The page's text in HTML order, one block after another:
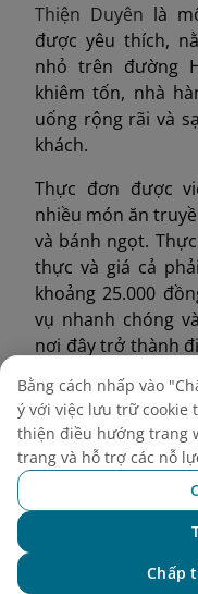
Thiện Duyên là
được yêu thích,
nhỏ trên đường
khiêm tốn, nhà
uống rộng rãi và
khách.
Thực đơn được
nhiều món ăn
và bánh ngọt.
thực và giá cả
khoảng 25.000
vụ nhanh chóng
nơi đây trở thành
ẩm thực chay ngon
Bằng cách nhấp vào
ý với việc lưu trữ cookie
thiện điều hướng trang
trang và hỗ trợ các nỗ
Chấp